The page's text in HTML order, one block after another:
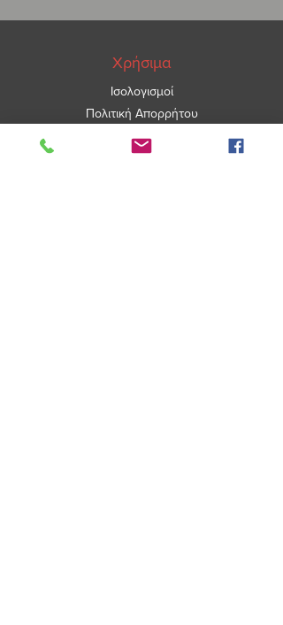
Χρήσιμα
Ισολογισμοί
Πολιτική Απορρήτου
5967101000